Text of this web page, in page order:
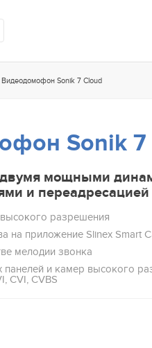
Видеодомофон Sonik 7 Cloud
Sonik 7
мощными
и
разрешения
на приложение Slinex Smart
мелодии звонка
и камер высокого
CVI, CVBS